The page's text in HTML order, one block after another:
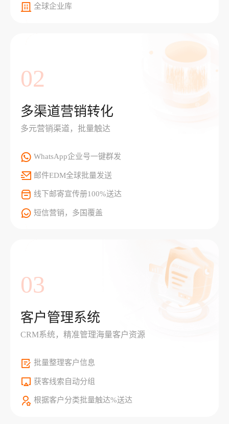
全球企业库
02
多渠道营销转化
多元营销渠道，批量触达
WhatsApp企业号一键群发
邮件EDM全球批量发送
线下邮寄宣传册100%送达
短信营销，多国覆盖
03
客户管理系统
CRM系统，精准管理海量客户资源
批量整理客户信息
获客线索自动分组
根据客户分类批量触达%送达